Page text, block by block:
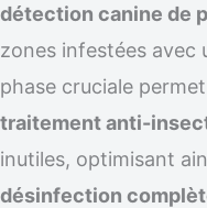
détection canine de
zones infestées avec
phase cruciale
traitement anti-
inutiles, optimisant
désinfection